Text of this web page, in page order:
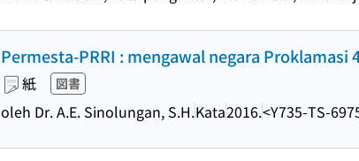
Permesta-PRRI : mengawal negara
紙 図書
oleh Dr. A.E. Sinolungan, S.H.Kata2016.<Y735-TS-